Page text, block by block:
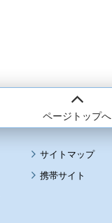
ページトップへ
サイトマップ
携帯サイト